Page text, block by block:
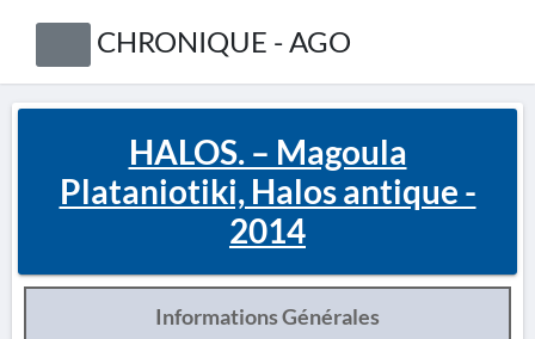
CHRONIQUE - AGO
HALOS. – Magoula
Plataniotiki, Halos antique -
2014
Informations Générales